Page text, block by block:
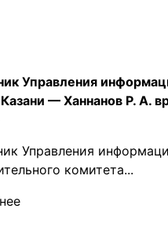
Управления
Казани — Ханнанов Р. А.
Управления
комитета...